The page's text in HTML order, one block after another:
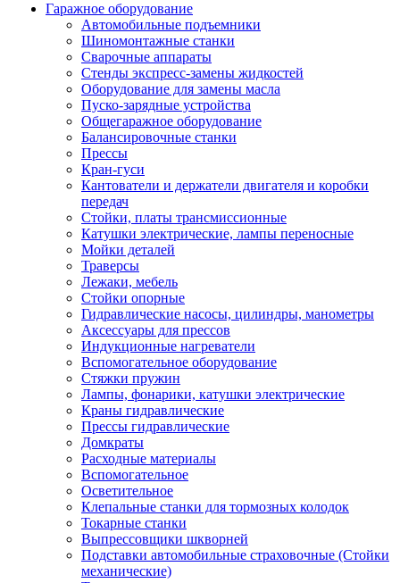
Гаражное оборудование
Автомобильные подъемники
Шиномонтажные станки
Сварочные аппараты
Стенды экспресс-замены жидкостей
Оборудование для замены масла
Пуско-зарядные устройства
Общегаражное оборудование
Балансировочные станки
Прессы
Кран-гуси
Кантователи и держатели двигателя и коробки
передач
Стойки, платы трансмиссионные
Катушки электрические, лампы переносные
Мойки деталей
Траверсы
Лежаки, мебель
Стойки опорные
Гидравлические насосы, цилиндры, манометры
Аксессуары для прессов
Индукционные нагреватели
Вспомогательное оборудование
Стяжки пружин
Лампы, фонарики, катушки электрические
Краны гидравлические
Прессы гидравлические
Домкраты
Расходные материалы
Вспомогательное
Осветительное
Клепальные станки для тормозных колодок
Токарные станки
Выпрессовщики шкворней
Подставки автомобильные страховочные (Стойки
механические)